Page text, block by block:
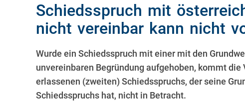
Schiedsspruch mit
nicht vereinbar kann nicht
Wurde ein Schiedsspruch mit einer mit den
unvereinbaren Begründung aufgehoben, kommt
erlassenen (zweiten) Schiedsspruchs, der seine
Schiedsspruchs hat, nicht in Betracht.